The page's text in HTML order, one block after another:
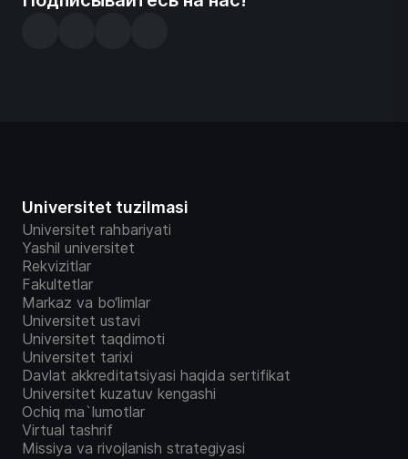
Universitet tuzilmasi
Universitet rahbariyati
Yashil universitet
Rekvizitlar
Fakultetlar
Markaz va bo‘limlar
Universitet ustavi
Universitet taqdimoti
Universitet tarixi
Davlat akkreditatsiyasi haqida sertifikat
Universitet kuzatuv kengashi
Ochiq ma`lumotlar
Virtual tashrif
Missiya va rivojlanish strategiyasi